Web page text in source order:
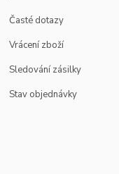
Časté dotazy
Vrácení zboží
Sledování zásilky
Stav objednávky